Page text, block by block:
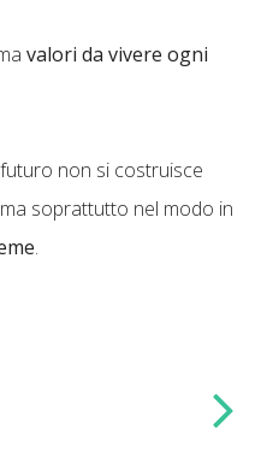
valori da vivere ogni
non si costruisce
soprattutto nel modo in
.